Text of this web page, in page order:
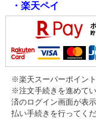
・楽天ペイ
※楽天スーパーポイン
※注文手続きを進めて
済のログイン画面が表
払い手続きを行ってくだ